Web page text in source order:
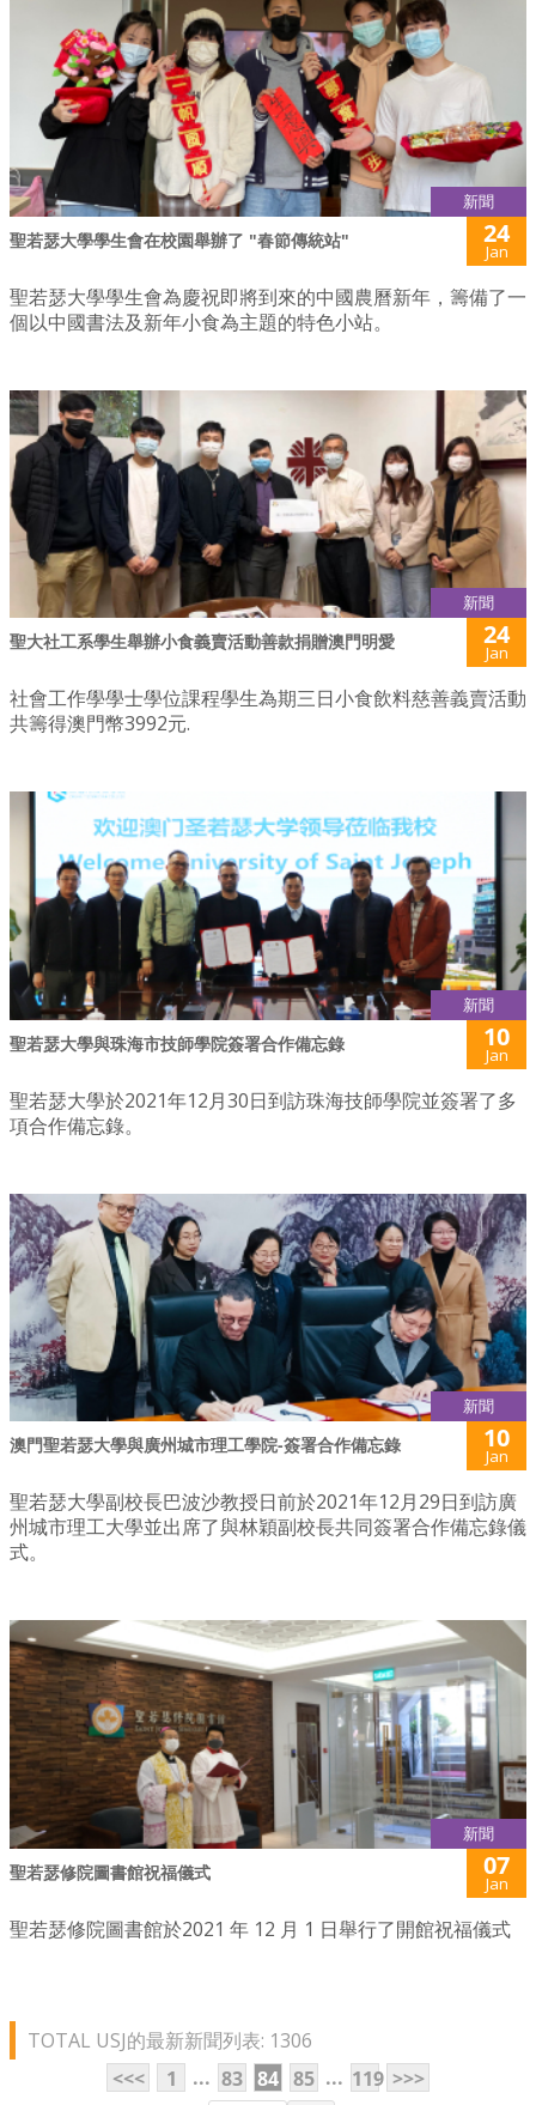
新聞
聖若瑟大學學生會在校園舉辦了 "春節傳統站" 24
Jan
聖若瑟大學學生會為慶祝即將到來的中國農曆新年，籌備了一
個以中國書法及新年小食為主題的特色小站。
新聞
聖大社工系學生舉辦小食義賣活動善款捐贈澳門明愛 24
Jan
社會工作學學士學位課程學生為期三日小食飲料慈善義賣活動
共籌得澳門幣3992元.
新聞
聖若瑟大學與珠海市技師學院簽署合作備忘錄 10
Jan
聖若瑟大學於2021年12月30日到訪珠海技師學院並簽署了多
項合作備忘錄。
新聞
澳門聖若瑟大學與廣州城市理工學院-簽署合作備忘錄 10
Jan
聖若瑟大學副校長巴波沙教授日前於2021年12月29日到訪廣
州城市理工大學並出席了與林穎副校長共同簽署合作備忘錄儀
式。
新聞
聖若瑟修院圖書館祝福儀式 07
Jan
聖若瑟修院圖書館於2021 年 12 月 1 日舉行了開館祝福儀式
TOTAL USJ的最新新聞列表: 1306
<<<
1 ... 83 84 85 ... 119 >>>